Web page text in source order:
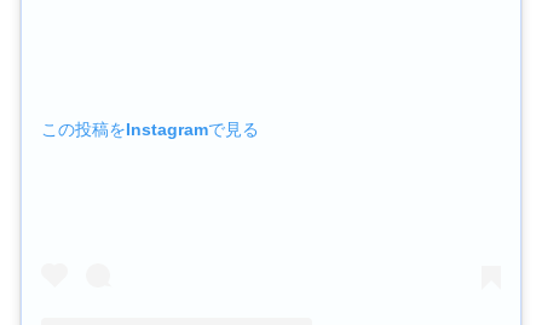
この投稿をInstagramで見る